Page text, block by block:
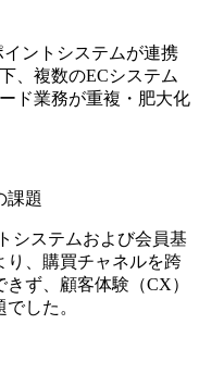
ントシステムが連携
、複数のECシステム
ド業務が重複・肥大化
課題
システムおよび会員基
り、購買チャネルを跨
ず、顧客体験（CX）
した。